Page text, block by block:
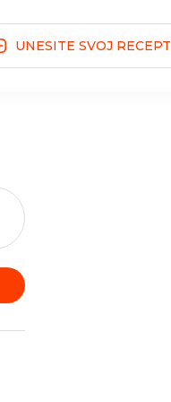
UNESITE SVOJ RECEPT